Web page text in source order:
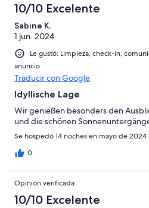
10/10 Excelente
Sabine K.
1 jun. 2024
Le gustó: Limpieza, check-in,
anuncio
Traducir con Google
Idyllische Lage
Wir genießen besonders den
und die schönen
Se hospedó 14 noches en mayo de 2024
0
Opinión verificada
10/10 Excelente